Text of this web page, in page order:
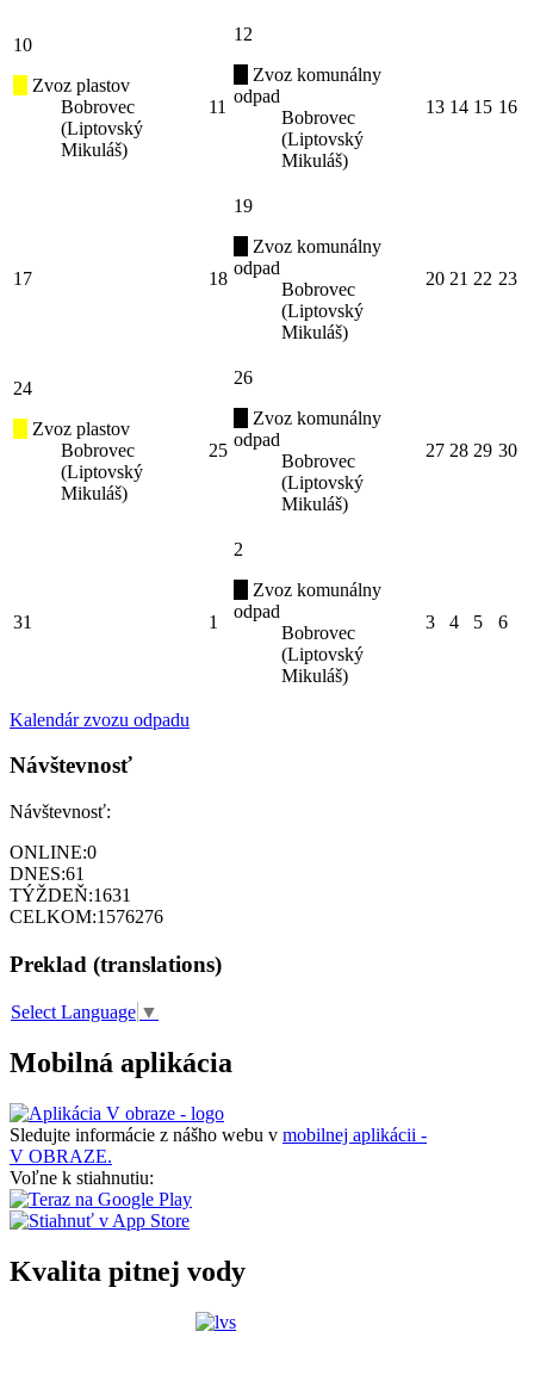
10
Zvoz plastov
Bobrovec
(Liptovský
Mikuláš)
11
12
Zvoz komunálny
odpad
Bobrovec
(Liptovský
Mikuláš)
13 14 15 16
17 18
19
Zvoz komunálny
odpad
Bobrovec
(Liptovský
Mikuláš)
20 21 22 23
24
Zvoz plastov
Bobrovec
(Liptovský
Mikuláš)
25
26
Zvoz komunálny
odpad
Bobrovec
(Liptovský
Mikuláš)
27 28 29 30
31 1
2
Zvoz komunálny
odpad
Bobrovec
(Liptovský
Mikuláš)
3 4 5 6
Kalendár zvozu odpadu
Návštevnosť
Návštevnosť:
ONLINE:0
DNES:61
TÝŽDEŇ:1631
CELKOM:1576276
Preklad (translations)
Select Language ▼
Mobilná aplikácia
Sledujte informácie z nášho webu v mobilnej aplikácii -
V OBRAZE.
Voľne k stiahnutiu:
Kvalita pitnej vody